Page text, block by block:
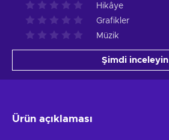
Hikâye
Grafikler
Müzik
Şimdi inceleyin
Ürün açıklaması